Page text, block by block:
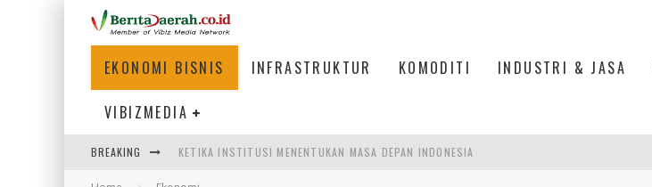
EKONOMI BISNIS INFRASTRUKTUR KOMODITI INDUSTRI & JASA
VIBIZMEDIA
BREAKING KETIKA INSTITUSI MENENTUKAN MASA DEPAN INDONESIA